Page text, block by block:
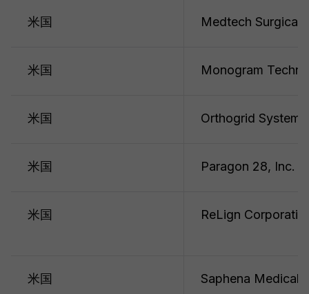
米国 Medtech Surgical,
米国 Monogram
米国 Orthogrid
米国 Paragon 28, Inc.
米国 ReLign
米国 Saphena Medical,